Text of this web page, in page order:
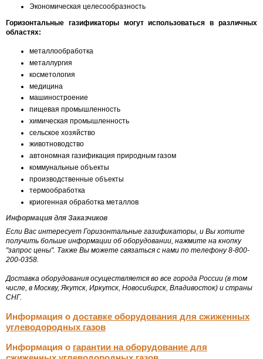
Экономическая целесообразность
Горизонтальные газификаторы могут использоваться в различных
областях:
металлообработка
металлургия
косметология
медицина
машиностроение
пищевая промышленность
химическая промышленность
сельское хозяйство
животноводство
автономная газификация природным газом
коммунальные объекты
производственные объекты
термообработка
криогенная обработка металлов
Информация для Заказчиков
Если Вас интересует Горизонтальные газификаторы, и Вы хотите
получить больше информации об оборудовании, нажмите на кнопку
"запрос цены". Также Вы можете связаться с нами по телефону 8-800-
200-0358.
Доставка оборудования осуществляется во все города России (в том
числе, в Москву, Якутск, Иркутск, Новосибирск, Владивосток) и страны
СНГ.
Информация о доставке оборудования для сжиженных
углеводородных газов
Информация о гарантии на оборудование для